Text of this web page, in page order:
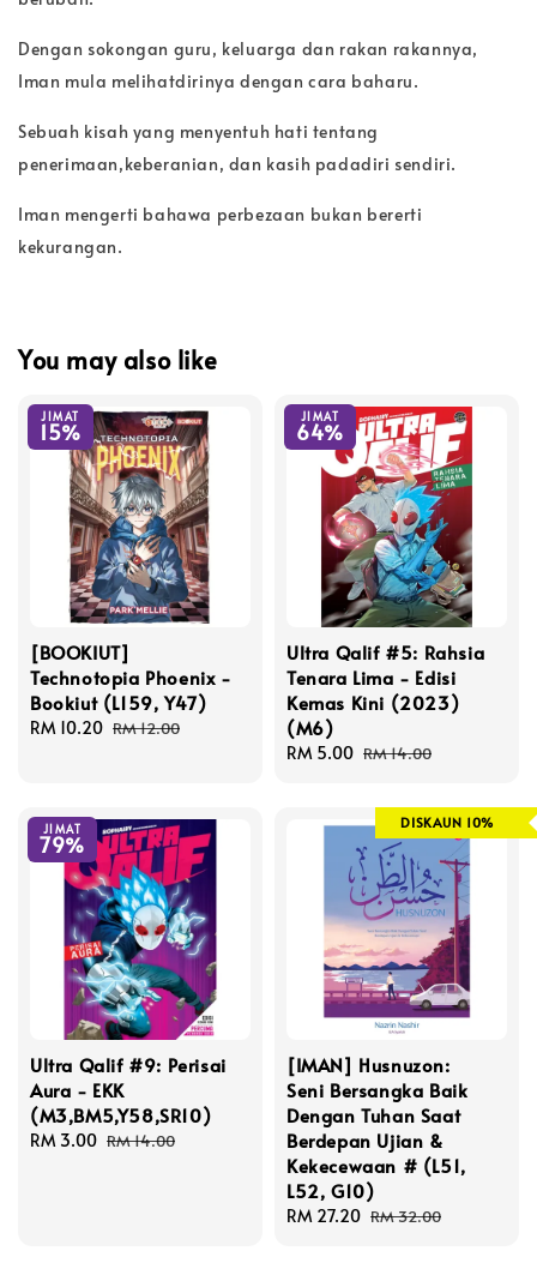
Dengan sokongan guru, keluarga dan rakan rakannya,
Iman mula melihatdirinya dengan cara baharu.
Sebuah kisah yang menyentuh hati tentang
penerimaan,keberanian, dan kasih padadiri sendiri.
Iman mengerti bahawa perbezaan bukan bererti
kekurangan.
You may also like
JIMAT
15%
[BOOKIUT]
Technotopia Phoenix -
Bookiut (L159, Y47)
Sale
RM 10.20 Regular
RM 12.00
JIMAT
64%
Ultra Qalif #5: Rahsia
Tenara Lima - Edisi
Kemas Kini (2023)
(M6)
Sale
RM 5.00 Regular
RM 14.00
JIMAT
79%
Ultra Qalif #9: Perisai
Aura - EKK
(M3,BM5,Y58,SR10)
Sale
RM 3.00 Regular
RM 14.00
DISKAUN 10%
[IMAN] Husnuzon:
Seni Bersangka Baik
Dengan Tuhan Saat
Berdepan Ujian &
Kekecewaan # (L51,
L52, G10)
Sale
RM 27.20 Regular
RM 32.00